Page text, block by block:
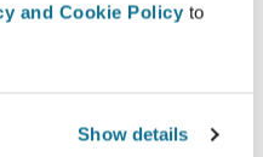
and Cookie Policy to
Show details